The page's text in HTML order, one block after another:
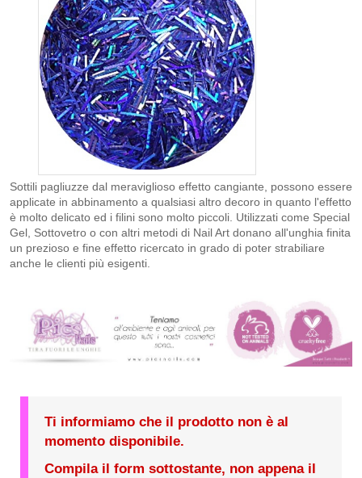
Sottili pagliuzze dal meraviglioso effetto cangiante, possono essere
applicate in abbinamento a qualsiasi altro decoro in quanto l'effetto
è molto delicato ed i filini sono molto piccoli. Utilizzati come Special
Gel, Sottovetro o con altri metodi di Nail Art donano all'unghia finita
un prezioso e fine effetto ricercato in grado di poter strabiliare
anche le clienti più esigenti.
Ti informiamo che il prodotto non è al
momento disponibile.
Compila il form sottostante, non appena il